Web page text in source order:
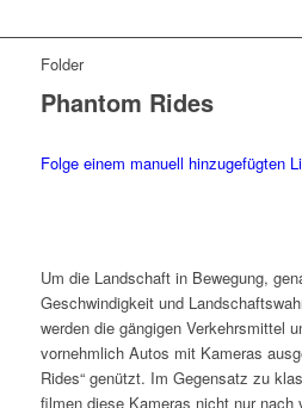
Folder
Phantom Rides
Folge einem manuell hinzugefügten
Um die Landschaft in Bewegung,
Geschwindigkeit und
werden die gängigen Verkehrsmittel
vornehmlich Autos mit Kameras
Rides“ genützt. Im Gegensatz zu
filmen diese Kameras nicht nur nach